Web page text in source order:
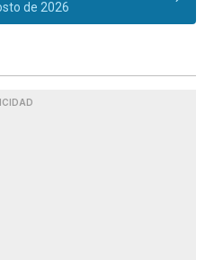
de 2026